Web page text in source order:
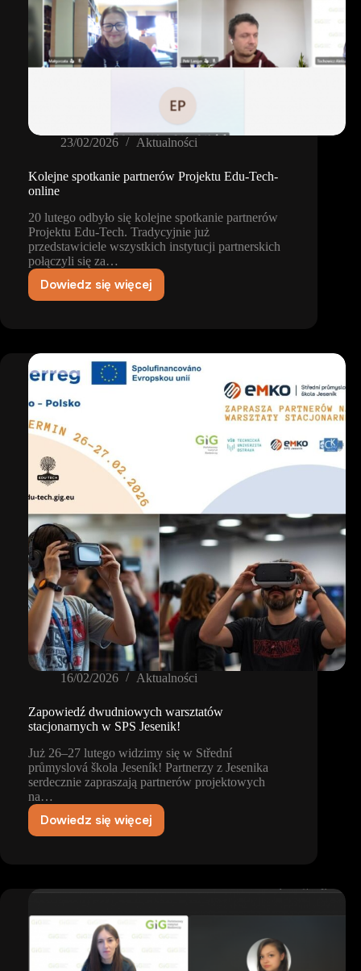
23/02/2026 Aktualności
Kolejne spotkanie partnerów Projektu Edu-Tech-
online
20 lutego odbyło się kolejne spotkanie partnerów
Projektu Edu-Tech. Tradycyjnie już
przedstawiciele wszystkich instytucji partnerskich
połączyli się za…
Dowiedz się więcej
Kolejne
Edu-
Tech-
online
16/02/2026 Aktualności
Zapowiedź dwudniowych warsztatów
stacjonarnych w SPS Jesenik!
Już 26–27 lutego widzimy się w Střední
průmyslová škola Jeseník! Partnerzy z Jesenika
serdecznie zapraszają partnerów projektowych
na…
Dowiedz się więcej
Zapowiedź
w
Jesenik!